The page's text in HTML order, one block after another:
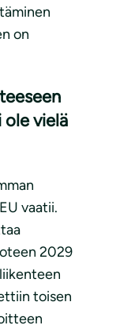
on
vielä
vaatii.
2029
toisen